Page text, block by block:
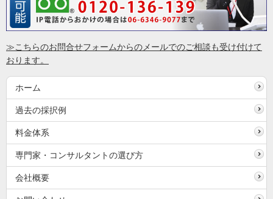
≫こちらのお問合せフォームからのメールでのご相談も受け付けて
おります。
ホーム
過去の採択例
料金体系
専門家・コンサルタントの選び方
会社概要